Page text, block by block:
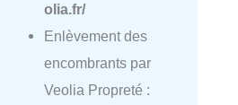
olia.fr/
Enlèvement des
encombrants par
Veolia Propreté :